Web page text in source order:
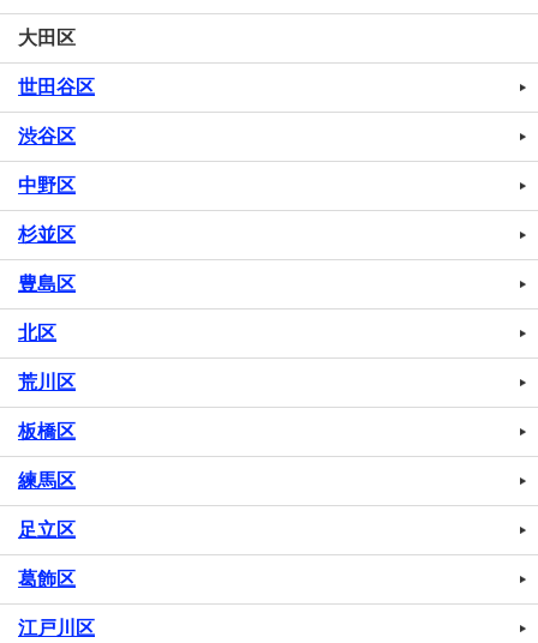
大田区
世田谷区
渋谷区
中野区
杉並区
豊島区
北区
荒川区
板橋区
練馬区
足立区
葛飾区
江戸川区